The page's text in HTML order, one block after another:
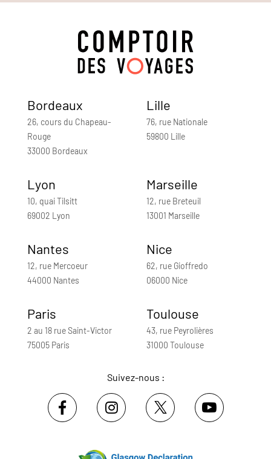
Bordeaux
26, cours du Chapeau-
Rouge
33000 Bordeaux
Lille
76, rue Nationale
59800 Lille
Lyon
10, quai Tilsitt
69002 Lyon
Marseille
12, rue Breteuil
13001 Marseille
Nantes
12, rue Mercoeur
44000 Nantes
Nice
62, rue Gioffredo
06000 Nice
Paris
2 au 18 rue Saint-Victor
75005 Paris
Toulouse
43, rue Peyrolières
31000 Toulouse
Suivez-nous :